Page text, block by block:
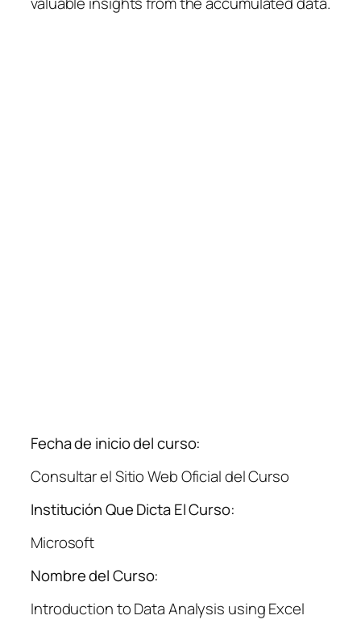
Fecha de inicio del curso:
Consultar el Sitio Web Oficial del Curso
Institución Que Dicta El Curso:
Microsoft
Nombre del Curso:
Introduction to Data Analysis using Excel